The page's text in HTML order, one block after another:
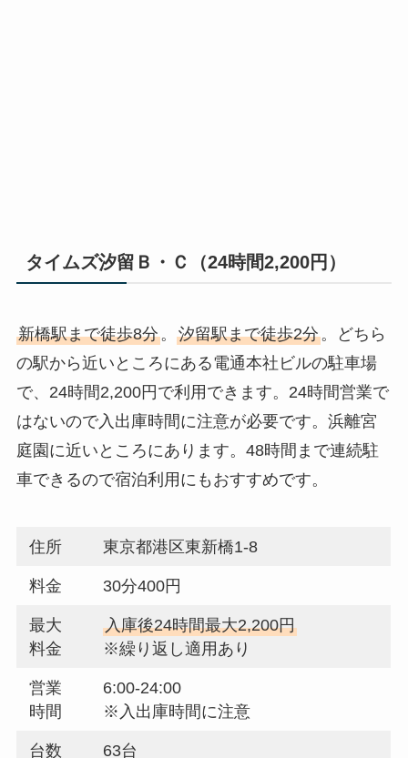
タイムズ汐留Ｂ・Ｃ（24時間2,200円）
新橋駅まで徒歩8分。 汐留駅まで徒歩2分。どちら
の駅から近いところにある電通本社ビルの駐車場
で、24時間2,200円で利用できます。24時間営業で
はないので入出庫時間に注意が必要です。浜離宮
庭園に近いところにあります。48時間まで連続駐
車できるので宿泊利用にもおすすめです。
住所 東京都港区東新橋1-8
料金 30分400円
最大
料金
入庫後24時間最大2,200円
※繰り返し適用あり
営業
時間
6:00-24:00
※入出庫時間に注意
台数 63台